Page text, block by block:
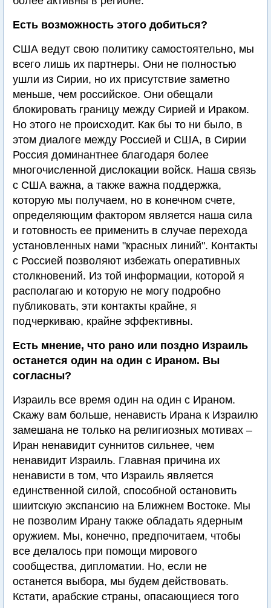
Есть возможность этого добиться?
США ведут свою политику самостоятельно, мы
всего лишь их партнеры. Они не полностью
ушли из Сирии, но их присутствие заметно
меньше, чем российское. Они обещали
блокировать границу между Сирией и Ираком.
Но этого не происходит. Как бы то ни было, в
этом диалоге между Россией и США, в Сирии
Россия доминантнее благодаря более
многочисленной дислокации войск. Наша связь
с США важна, а также важна поддержка,
которую мы получаем, но в конечном счете,
определяющим фактором является наша сила
и готовность ее применить в случае перехода
установленных нами "красных линий". Контакты
с Россией позволяют избежать оперативных
столкновений. Из той информации, которой я
располагаю и которую не могу подробно
публиковать, эти контакты крайне, я
подчеркиваю, крайне эффективны.
Есть мнение, что рано или поздно Израиль
останется один на один с Ираном. Вы
согласны?
Израиль все время один на один с Ираном.
Скажу вам больше, ненависть Ирана к Израилю
замешана не только на религиозных мотивах –
Иран ненавидит суннитов сильнее, чем
ненавидит Израиль. Главная причина их
ненависти в том, что Израиль является
единственной силой, способной остановить
шиитскую экспансию на Ближнем Востоке. Мы
не позволим Ирану также обладать ядерным
оружием. Мы, конечно, предпочитаем, чтобы
все делалось при помощи мирового
сообщества, дипломатии. Но, если не
останется выбора, мы будем действовать.
Кстати, арабские страны, опасающиеся того